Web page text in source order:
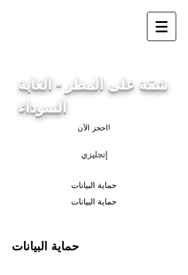
احجز الآن!
شقة على المطر - الغابة
السوداء
إنجليزي
حماية البيانات
حماية البيانات
حماية البيانات